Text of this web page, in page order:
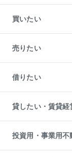
買いたい
新築・分譲マンショ
中古マンションの購入
一戸建ての購入
中古一戸建ての購入
不動産購入の流れ
注目キーワード物件
購入ガイド
English 繁体中文
売りたい
一戸建ての売却・査定
土地の売却・査定
スピードAI査定
不動産査定について
不動産売却の流れ
不動産買換えの流れ
売却ガイド
借りたい
オフィス・店舗の賃
借りるときの流れ
借りるガイド
貸したい・賃貸経
マンション賃料デー
賃貸管理プラン
リロケーションにつ
投資用・事業用不